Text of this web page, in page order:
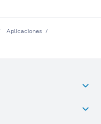
Aplicaciones